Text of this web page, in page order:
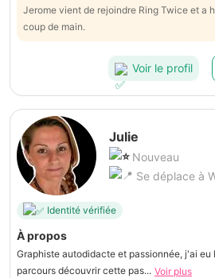
Jerome vient de rejoindre Ring Twice et a
coup de main.
Voir le profil
Julie
Nouveau
Se déplace à
Identité vérifiée
À propos
Graphiste autodidacte et passionnée, j'ai eu
parcours découvrir cette pas... Voir plus